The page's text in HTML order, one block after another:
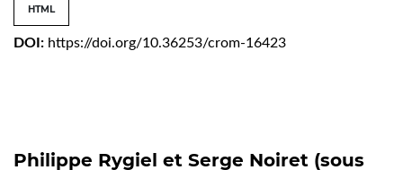
HTML
DOI: https://doi.org/10.36253/crom-16423
Philippe Rygiel et Serge Noiret (sous